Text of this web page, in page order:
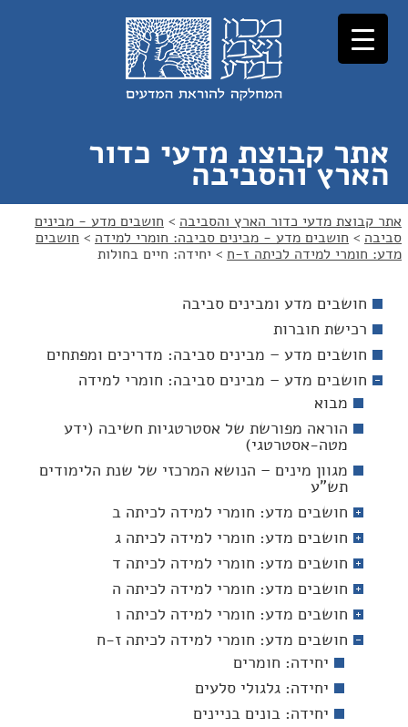
לתוכן
לניווט
אתר קבוצת מדעי כדור
הארץ והסביבה
אתר קבוצת מדעי כדור הארץ והסביבה > חושבים מדע - מבינים
סביבה > חושבים מדע - מבינים סביבה: חומרי למידה > חושבים
מדע: חומרי למידה לכיתה ז-ח > יחידה: חיים בחולות
חושבים מדע ומבינים סביבה
רכישת חוברות
חושבים מדע – מבינים סביבה: מדריכים ומפתחים
חושבים מדע – מבינים סביבה: חומרי למידה
מבוא
הוראה מפורשת של אסטרטגיות חשיבה (ידע
מטה-אסטרטגי)
מגוון מינים – הנושא המרכזי של שנת הלימודים
תש"ע
חושבים מדע: חומרי למידה לכיתה ב
חושבים מדע: חומרי למידה לכיתה ג
חושבים מדע: חומרי למידה לכיתה ד
חושבים מדע: חומרי למידה לכיתה ה
חושבים מדע: חומרי למידה לכיתה ו
חושבים מדע: חומרי למידה לכיתה ז-ח
יחידה: חומרים
יחידה: גלגולי סלעים
יחידה: בונים בניינים